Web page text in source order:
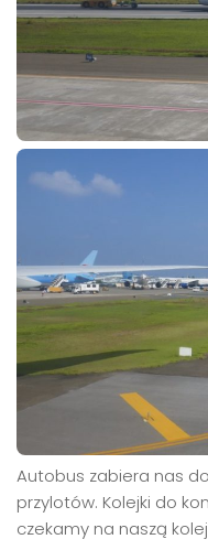
Autobus zabiera nas
przylotów. Kolejki do
czekamy na naszą